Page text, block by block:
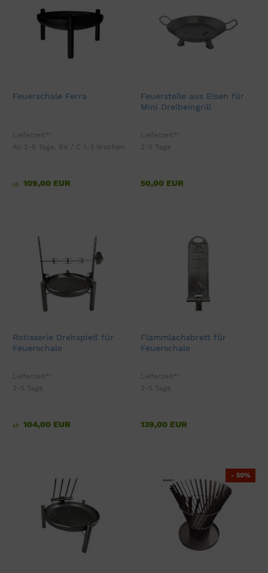
Feuerschale Ferra
Lieferzeit*:
AV 2-5 Tage, BV / C 1-3 Wochen
ab 109,00 EUR
Feuerstelle aus Eisen für
Mini Dreibeingrill
Lieferzeit*:
2-5 Tage
50,00 EUR
Rotisserie Drehspieß für
Feuerschale
Lieferzeit*:
2-5 Tage
ab 104,00 EUR
Flammlachsbrett für
Feuerschale
Lieferzeit*:
2-5 Tage
139,00 EUR
- 50%